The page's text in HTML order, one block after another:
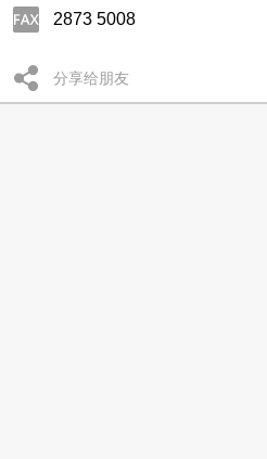
2873 5008
分享给朋友